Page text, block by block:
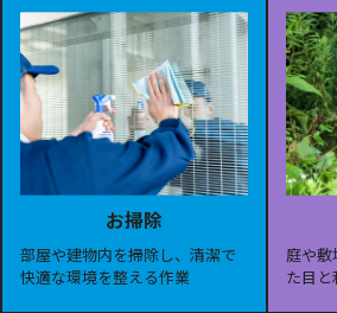
お掃除
部屋や建物内を掃除し、清潔で
快適な環境を整える作業
庭や
た目